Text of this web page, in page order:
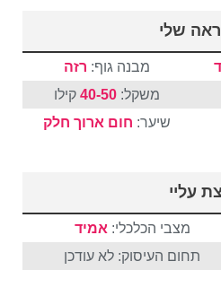
שלי
מבנה גוף: רזה
משקל: 40-50 קילו
שיער: חום ארוך חלק
עליי
מצבי הכלכלי: אמיד
תחום העיסוק: לא עודכן